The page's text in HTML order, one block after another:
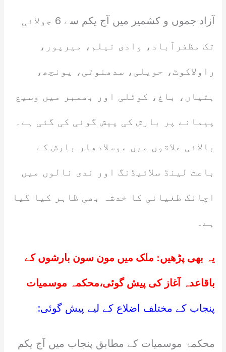
آزاد جموں و کشمیر میں آج یکم سے 6 جولائی
تک مظفرآباد، وادی نیلم، میرپور،
راولاکوٹ، حویلی، سدھنوتی، پونچھ،
ہٹیاں، باغ، کوٹلی اور بھمبر میں وسیع
پیمانے پر بارش کی پیش گوئی کی گئی ہے۔
بالائی علاقوں میں موسلادھار بارش کے
باعث لینڈ سلائیڈنگ اور ندی نالوں میں
اچانک طغیانی کا خدشہ بھی ظاہر کیا گیا
ہے۔
یہ بھی پڑھیں: ملک میں مون سون بارشوں کے
باقاعدہ آغاز کی پیش گوئی،محکمہ موسمیات
پنجاب کے مختلف اضلاع کے لیے پیش گوئی:
محکمۂ موسمیات کے مطابق پنجاب میں آج یکم